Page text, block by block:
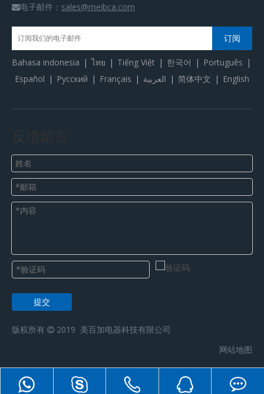
电子邮件： sales@meibca.com
订阅
Bahasa indonesia | ไทย | Tiếng Việt | 한국어 | Português |
Español | Pусский | Français | العربية | 简体中文 | English
提交
版权所有  2019 美百加电器科技有限公司
网站地图